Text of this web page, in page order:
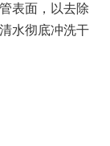
表面，以去除
水彻底冲洗干